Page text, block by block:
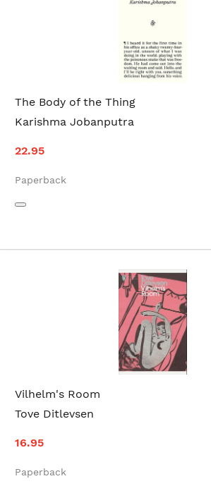
The Body of the Thing
Karishma Jobanputra
22.95
Paperback
Vilhelm's Room
Tove Ditlevsen
16.95
Paperback